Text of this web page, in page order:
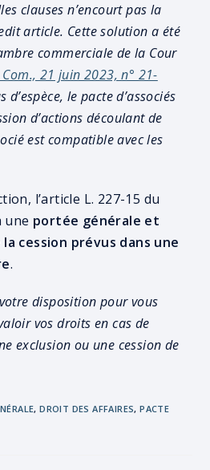
clauses n’encourt pas la
article. Cette solution a été
commerciale de la Cour
Com., 21 juin 2023, n° 21-
d’espèce, le pacte d’associés
d’actions découlant de
est compatible avec les
l’article L. 227-15 du
une portée générale et
cession prévus dans une
.
disposition pour vous
vos droits en cas de
exclusion ou une cession de
, DROIT DES AFFAIRES, PACTE